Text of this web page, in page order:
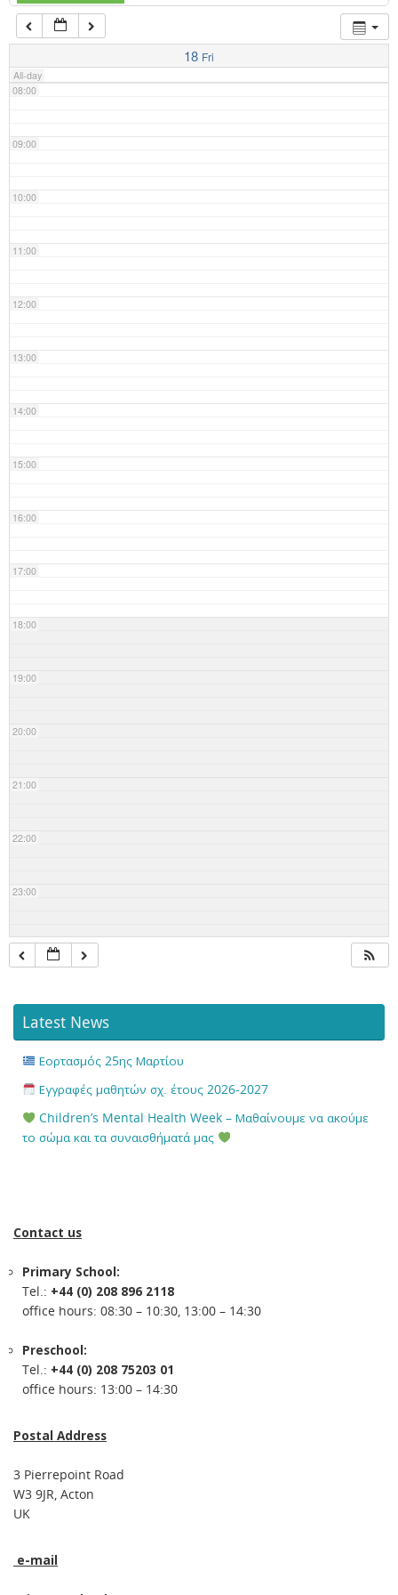
18 Fri
All-day
07:00
08:00
09:00
10:00
11:00
12:00
13:00
14:00
15:00
16:00
17:00
18:00
19:00
20:00
21:00
22:00
23:00
Latest News
Εορτασμός 25ης Μαρτίου
Εγγραφές μαθητών σχ. έτους 2026-2027
Children’s Mental Health Week – Μαθαίνουμε να ακούμε
το σώμα και τα συναισθήματά μας
Contact us
Primary School:
Tel.: +44 (0) 208 896 2118
office hours: 08:30 – 10:30, 13:00 – 14:30
Preschool:
Tel.: +44 (0) 208 75203 01
office hours: 13:00 – 14:30
Postal Address
3 Pierrepoint Road
W3 9JR, Acton
UK
e-mail